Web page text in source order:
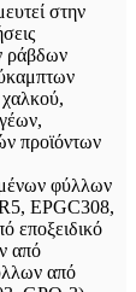
στην
ράβδων
προϊόντων
φύλλων
EPGC308,
εποξειδικό
από
από